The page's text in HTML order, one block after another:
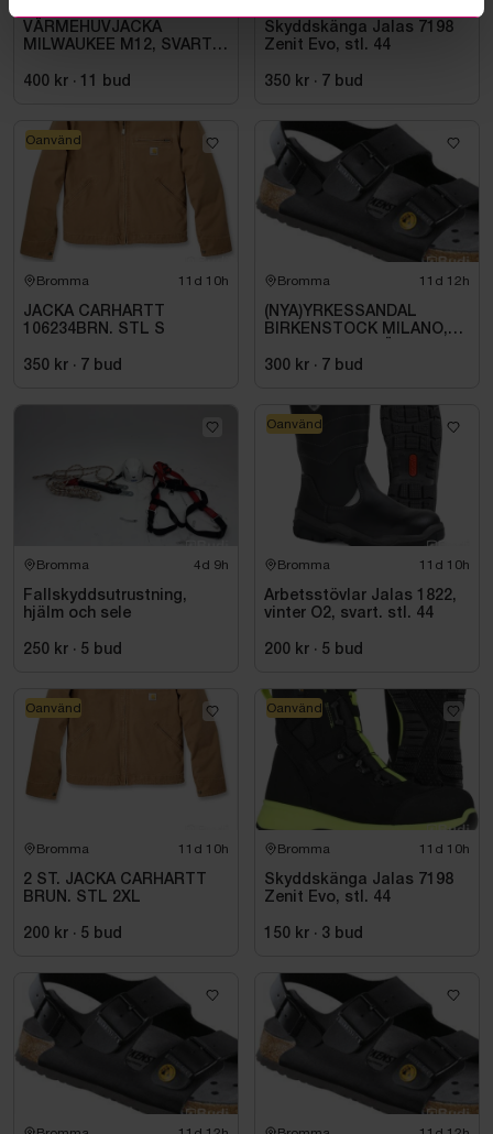
VÄRMEHUVJACKA
MILWAUKEE M12, SVART
400 kr · 11 bud
Skyddskänga Jalas 7198
Zenit Evo, stl. 44
350 kr · 7 bud
Bromma 11d 10h
JACKA CARHARTT
106234BRN. STL S
350 kr · 7 bud
Oanvänd
Bromma 11d 12h
(NYA)YRKESSANDAL
BIRKENSTOCK MILANO,
SVART. STL 42
300 kr · 7 bud
Bromma 4d 9h
Fallskyddsutrustning,
hjälm och sele
250 kr · 5 bud
Bromma 11d 10h
Arbetsstövlar Jalas 1822,
vinter O2, svart. stl. 44
200 kr · 5 bud
Oanvänd
Bromma 11d 10h
2 ST. JACKA CARHARTT
BRUN. STL 2XL
200 kr · 5 bud
Oanvänd
Bromma 11d 10h
Skyddskänga Jalas 7198
Zenit Evo, stl. 44
150 kr · 3 bud
Oanvänd